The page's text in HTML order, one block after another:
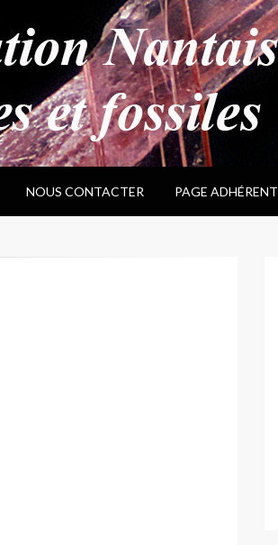
NOUS CONTACTER PAGE ADHÉRENT